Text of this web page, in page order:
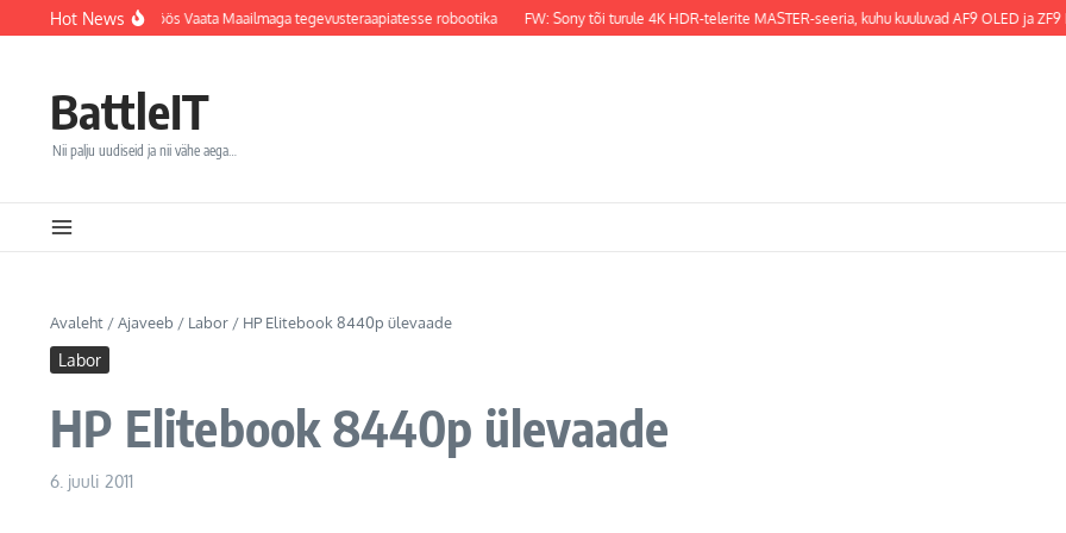
Sisu juurdeHot News
integreerib koostöös Vaata Maailmaga tegevusteraapiatesse robootika FW: Sony tõi turule 4K HDR-telerite MASTER-seeria, kuhu kuuluvad AF9 OLED ja ZF9
BattleIT
Nii palju uudiseid ja nii vähe aega…
Avaleht /Ajaveeb / Labor / HP Elitebook 8440p ülevaade
Labor
HP Elitebook 8440p ülevaade
6. juuli 2011